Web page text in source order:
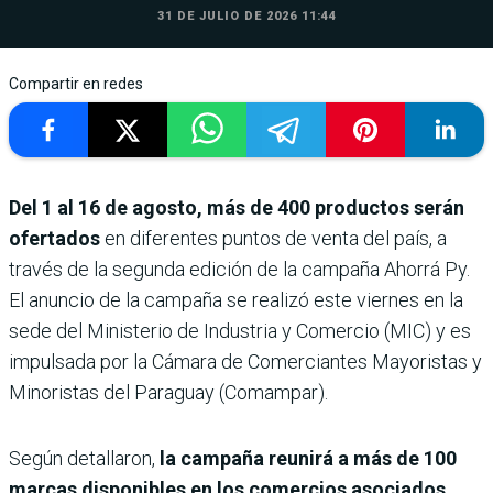
31 DE JULIO DE 2026 11:44
Compartir en redes
Del 1 al 16 de agosto, más de 400 productos serán
ofertados en diferentes puntos de venta del país, a
través de la segunda edición de la campaña Ahorrá Py.
El anuncio de la campaña se realizó este viernes en la
sede del Ministerio de Industria y Comercio (MIC) y es
impulsada por la Cámara de Comerciantes Mayoristas y
Minoristas del Paraguay (Comampar).
Según detallaron, la campaña reunirá a más de 100